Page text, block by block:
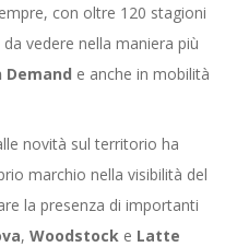
con oltre 120 stagioni
da vedere nella maniera più
Demand e anche in mobilità
novità sul territorio ha
marchio nella visibilità del
la presenza di importanti
, Woodstock e Latte